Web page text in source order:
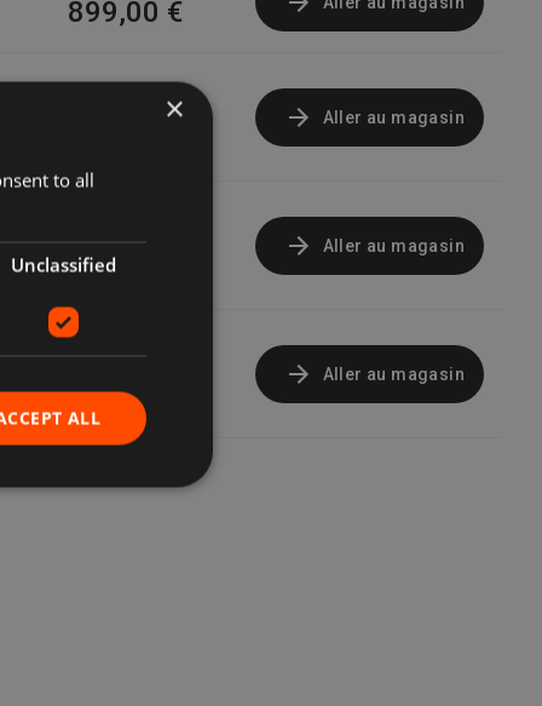
899,00 €
899,00 € Aller au magasin
899,99 € Aller au magasin
Nouveau
905,50 € Aller au magasin
×
to all
Unclassified
ALL